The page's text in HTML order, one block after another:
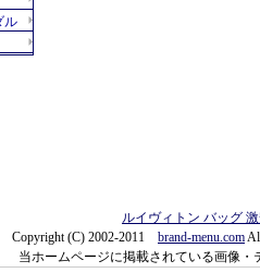
ルイヴィトン バッグ
Copyright (C) 2002-2011 brand-menu.com
当ホームページに掲載されている画像